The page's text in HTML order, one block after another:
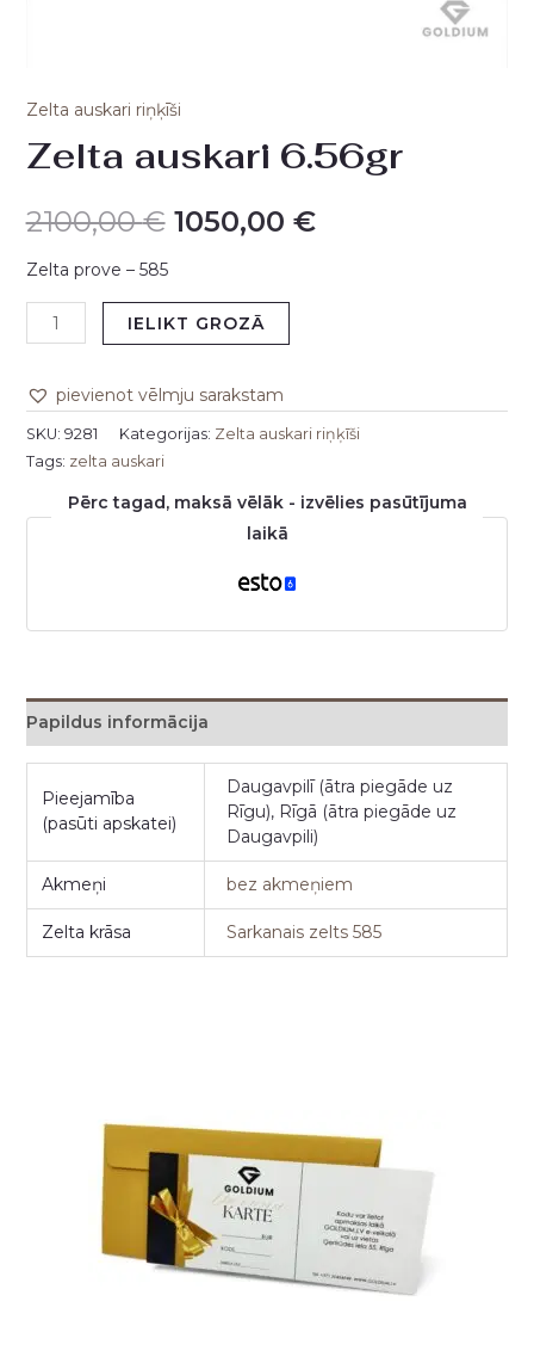
Zelta auskari riņķīši
Zelta auskari 6.56gr
2100,00€ 1050,00 €
Zelta prove – 585
IELIKT GROZĀ
pievienot vēlmju sarakstam
SKU: 9281 Kategorijas: Zelta auskari riņķīši
Tags: zelta auskari
Pērc tagad, maksā vēlāk - izvēlies pasūtījuma
laikā
Papildus informācija
Pieejamība
(pasūti apskatei)
Daugavpilī (ātra piegāde uz
Rīgu), Rīgā (ātra piegāde uz
Daugavpili)
Akmeņi bez akmeņiem
Zelta krāsa Sarkanais zelts 585